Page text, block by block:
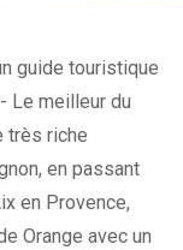
guide touristique
Le meilleur du
très riche
en passant
en Provence,
Orange avec un